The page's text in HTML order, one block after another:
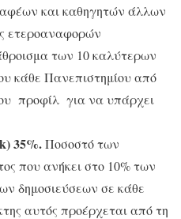
και καθηγητών άλλων
ετεροαναφορών
των 10 καλύτερων
κάθε Πανεπιστημίου από
προφίλ για να υπάρχει
35%.Ποσοστό των
που ανήκει στο 10% των
δημοσιεύσεων σε κάθε
αυτός προέρχεται από τη